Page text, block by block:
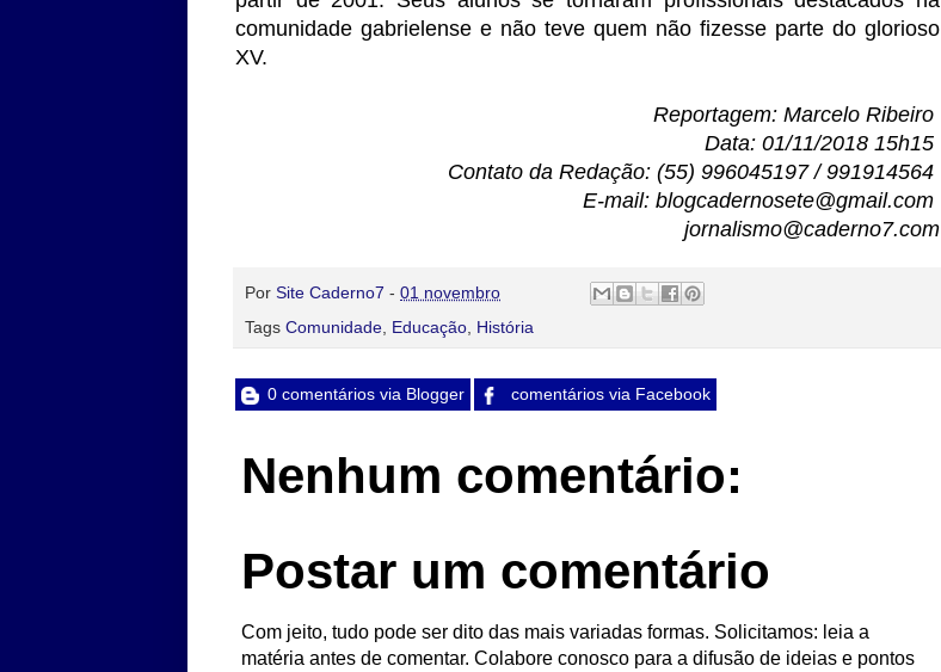
comunidade gabrielense e não teve quem não fizesse parte do glorioso
XV.
Reportagem: Marcelo Ribeiro
Data: 01/11/2018 15h15
Contato da Redação: (55) 996045197 / 991914564
E-mail: blogcadernosete@gmail.com
jornalismo@caderno7.com
Por Site Caderno7 - 01 novembro
Tags Comunidade Educação História
0 comentários via Blogger comentários via Facebook
Nenhum comentário:
Postar um comentário
Com jeito, tudo pode ser dito das mais variadas formas. Solicitamos: leia a
matéria antes de comentar. Colabore conosco para a difusão de ideias e pontos